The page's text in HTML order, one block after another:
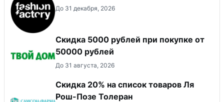
До 31 декабря, 2026
Скидка 5000 рублей при покупке от
50000 рублей
До 31 августа, 2026
Скидка 20% на список товаров Ля
Рош-Позе Толеран